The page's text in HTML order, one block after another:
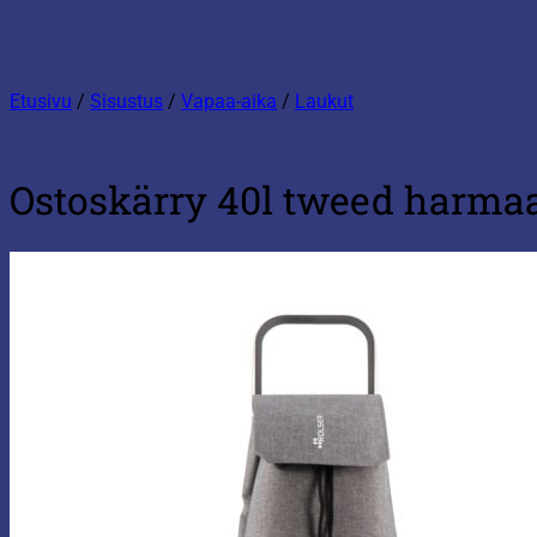
Etusivu / Sisustus / Vapaa-aika / Laukut
Ostoskärry 40l tweed